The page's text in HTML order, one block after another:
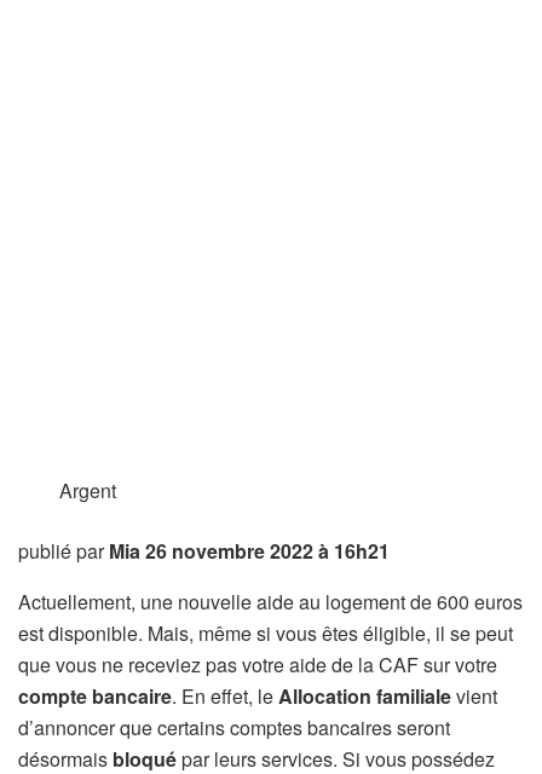
Argent
publié parMia26 novembre 2022 à 16h21
Actuellement, une nouvelle aide au logement de 600 euros
est disponible. Mais, même si vous êtes éligible, il se peut
que vous ne receviez pas votre aide de la CAF sur votre
compte bancaire. En effet, leAllocation familialevient
d’annoncer que certains comptes bancaires seront
désormais bloquépar leurs services. Si vous possédez